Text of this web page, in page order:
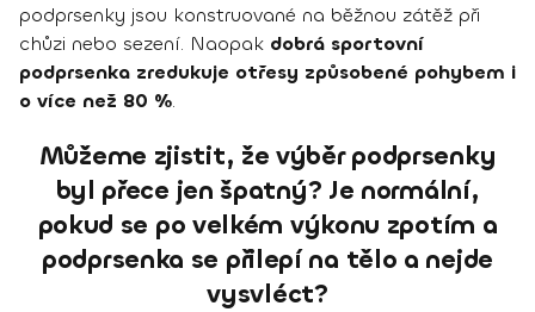
podprsenky jsou konstruované na běžnou zátěž při
chůzi nebo sezení. Naopak dobrá sportovní
podprsenka zredukuje otřesy způsobené pohybem i
o více než 80 %.
Můžeme zjistit, že výběr podprsenky
byl přece jen špatný? Je normální,
pokud se po velkém výkonu zpotím a
podprsenka se přilepí na tělo a nejde
vysvléct?